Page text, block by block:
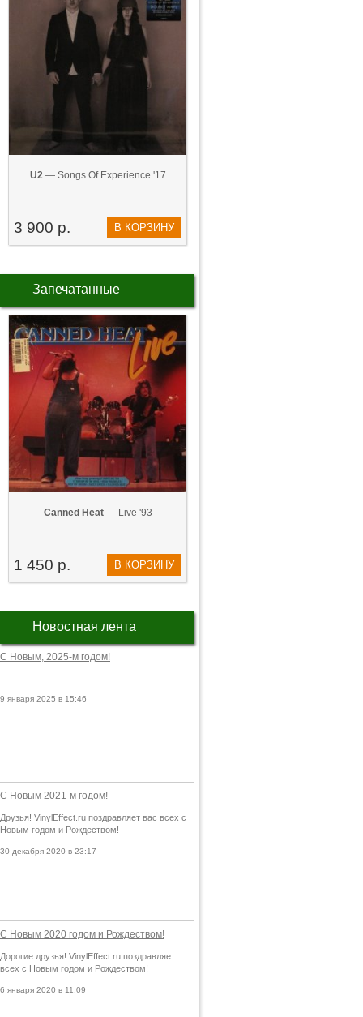
U2— Songs Of Experience '17
3 900 р. В КОРЗИНУ
Запечатанные
Canned Heat— Live '93
1 450 р. В КОРЗИНУ
Новостная лента
С Новым, 2025-м годом!
9 января 2025 в 15:46
С Новым 2021-м годом!
Друзья! VinylEffect.ru поздравляет вас всех с
Новым годом и Рождеством!
30 декабря 2020 в 23:17
С Новым 2020 годом и Рождеством!
Дорогие друзья! VinylEffect.ru поздравляет
всех с Новым годом и Рождеством!
6 января 2020 в 11:09